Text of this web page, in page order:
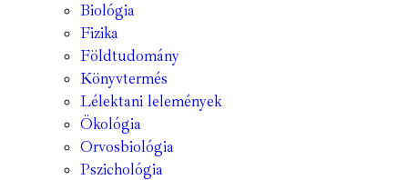
Biológia
Fizika
Földtudomány
Könyvtermés
Lélektani lelemények
Ökológia
Orvosbiológia
Pszichológia